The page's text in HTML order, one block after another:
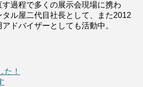
過程で多くの展示会現場に携わ
タル屋二代目社長として、また2012
ドバイザーとしても活動中。
た！